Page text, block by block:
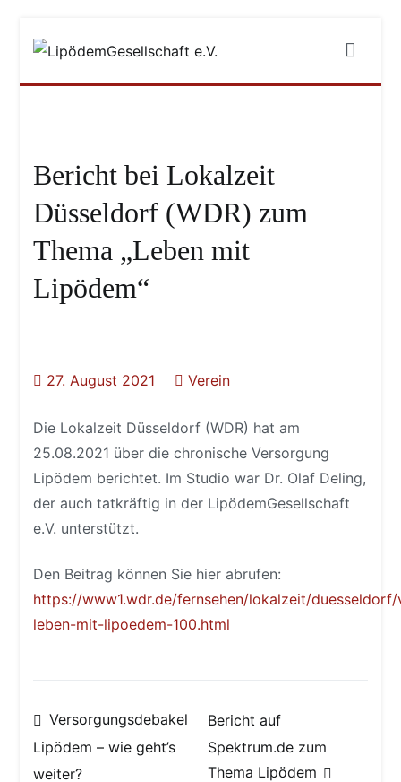
Inhalt
springen
Bericht bei Lokalzeit
Düsseldorf (WDR) zum
Thema „Leben mit
Lipödem“
27. August 2021 Verein
Die Lokalzeit Düsseldorf (WDR) hat am
25.08.2021 über die chronische Versorgung
Lipödem berichtet. Im Studio war Dr. Olaf Deling,
der auch tatkräftig in der LipödemGesellschaft
e.V. unterstützt.
Den Beitrag können Sie hier abrufen:
https://www1.wdr.de/fernsehen/lokalzeit/
leben-mit-lipoedem-100.html
Beitragsnavigation
Versorgungsdebakel
Lipödem – wie geht’s
weiter?
Bericht auf
Spektrum.de zum
Thema Lipödem